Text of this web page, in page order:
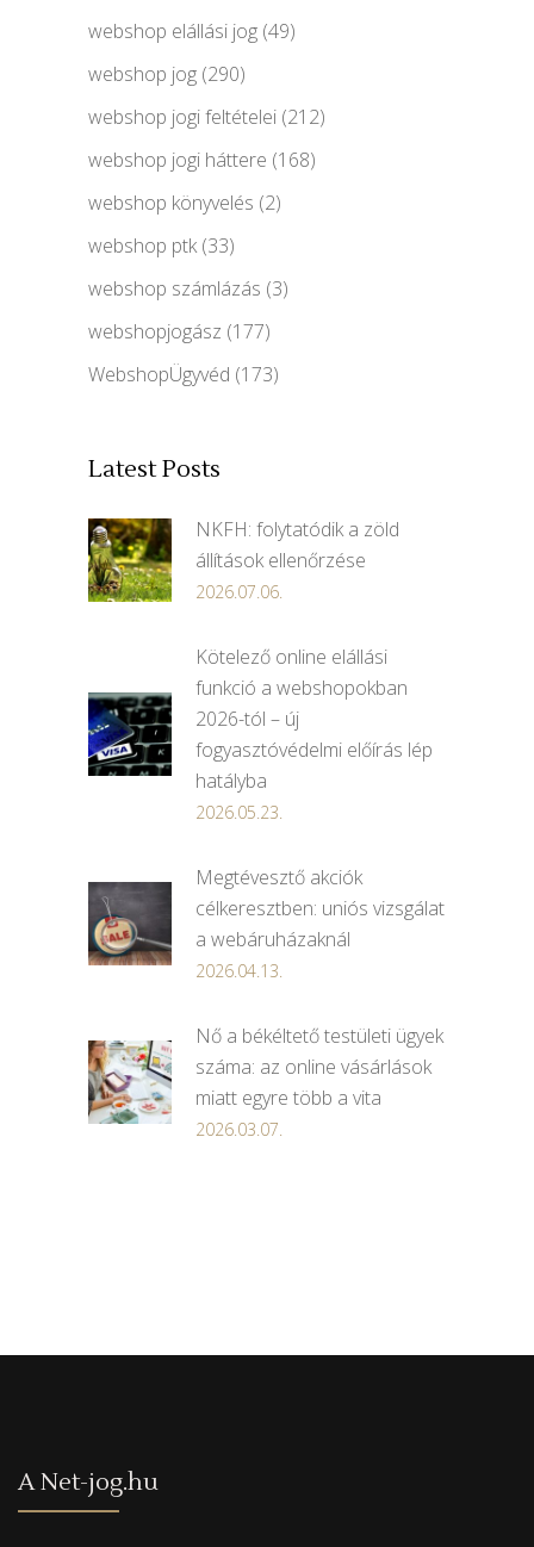
webshop elállási jog (49)
webshop jog (290)
webshop jogi feltételei (212)
webshop jogi háttere (168)
webshop könyvelés (2)
webshop ptk(33)
webshop számlázás (3)
webshopjogász (177)
WebshopÜgyvéd (173)
Latest Posts
NKFH: folytatódik a zöld
állítások ellenőrzése
2026.07.06.
Kötelező online elállási
funkció a webshopokban
2026-tól – új
fogyasztóvédelmi előírás lép
hatályba
2026.05.23.
Megtévesztő akciók
célkeresztben: uniós vizsgálat
a webáruházaknál
2026.04.13.
Nő a békéltető testületi ügyek
száma: az online vásárlások
miatt egyre több a vita
2026.03.07.
A Net-jog.hu